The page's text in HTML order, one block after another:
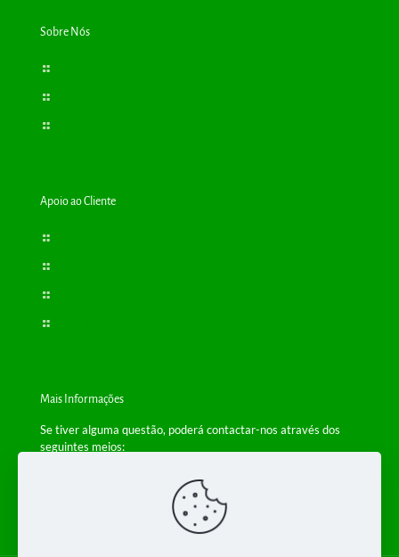
Sobre Nós
Apoio ao Cliente
Mais Informações
Se tiver alguma questão, poderá contactar-nos através dos
seguintes meios:
Telefone: +(351) 229 554 650
(Chamada para a rede fixa nacional)
info@bioplantas.com